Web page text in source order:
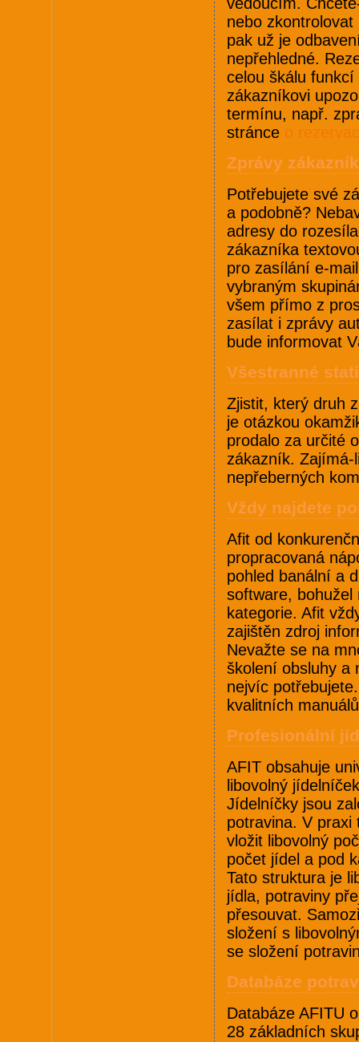
nebo
pak už je
nepřehledné.
celou škálu
zákazníkovi
termínu, např.
stránce
Zprávy
Potřebujete své
a podobně?
adresy do
zákazníka
pro zasílání e-
vybraným
všem přímo z
zasílat i zprávy
bude informovat
Všestranné
Zjistit, který druh
je otázkou
prodalo za určité
zákazník.
nepřeberných
Vždy najdete
Afit od
propracovaná
pohled banální a
software,
kategorie. Afit
zajištěn zdroj
Nevažte se na
školení obsluhy a
nejvíc
kvalitních
Profesionální
AFIT obsahuje
libovolný
Jídelníčky jsou
potravina. V praxi
vložit libovolný
počet jídel a pod
Tato struktura je
jídla, potraviny
přesouvat.
složení s
se složení
Databáze
Databáze AFITU
28 základních